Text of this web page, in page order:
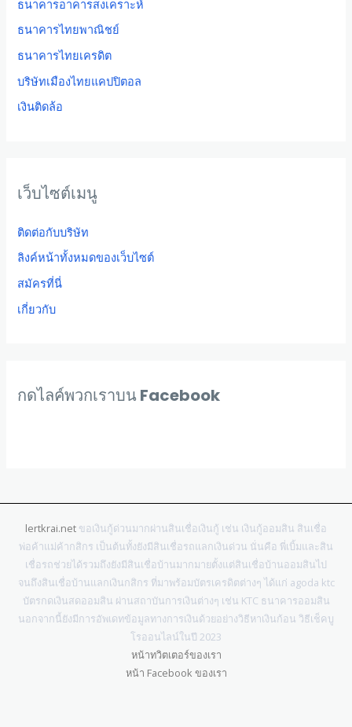
ธนาคารอาคารสงเคราะห์
ธนาคารไทยพาณิชย์
ธนาคารไทยเครดิต
บริษัทเมืองไทยแคปปิตอล
เงินติดล้อ
เว็บไซต์เมนู
ติดต่อกับบริษัท
ลิงค์หน้าทั้งหมดของเว็บไซต์
สมัครที่นี่
เกี่ยวกับ
กดไลค์พวกเราบน Facebook
lertkrai.net ขอเงินกู้ด่วนมากผ่านสินเชื่อเงินกู้ เช่น เงินกู้ออมสิน สินเชื่อ
พ่อค้าแม่ค้ากสิกร เป็นต้นทั้งยังมีสินเชื่อรถแลกเงินด่วน นั่นคือ พี่เบิ้มและสิน
เชื่อรถช่วยได้รวมถึงยังมีสินเชื่อบ้านมากมายตั้งแต่สินเชื่อบ้านออมสินไป
จนถึงสินเชื่อบ้านแลกเงินกสิกร ที่มาพร้อมบัตรเครดิตต่างๆ ได้แก่ agoda ktc
บัตรกดเงินสดออมสิน ผ่านสถาบันการเงินต่างๆ เช่น KTC ธนาคารออมสิน
นอกจากนี้ยังมีการอัพเดทข้อมูลทางการเงินด้วยอย่างวิธีหาเงินก้อน วิธีเช็คบู
โรออนไลน์ในปี 2023
หน้าทวิตเตอร์ของเรา
หน้า Facebook ของเรา